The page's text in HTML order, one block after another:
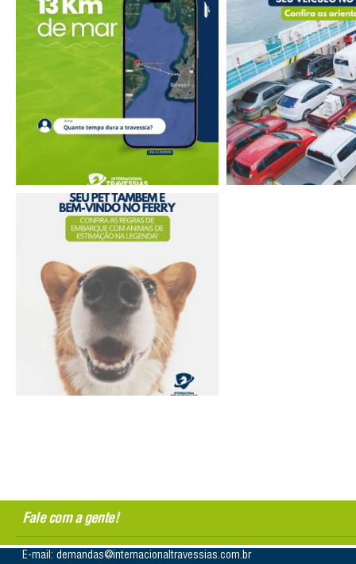
Fale com a gente!
E-mail: demandas@internacionaltravessias.com.br